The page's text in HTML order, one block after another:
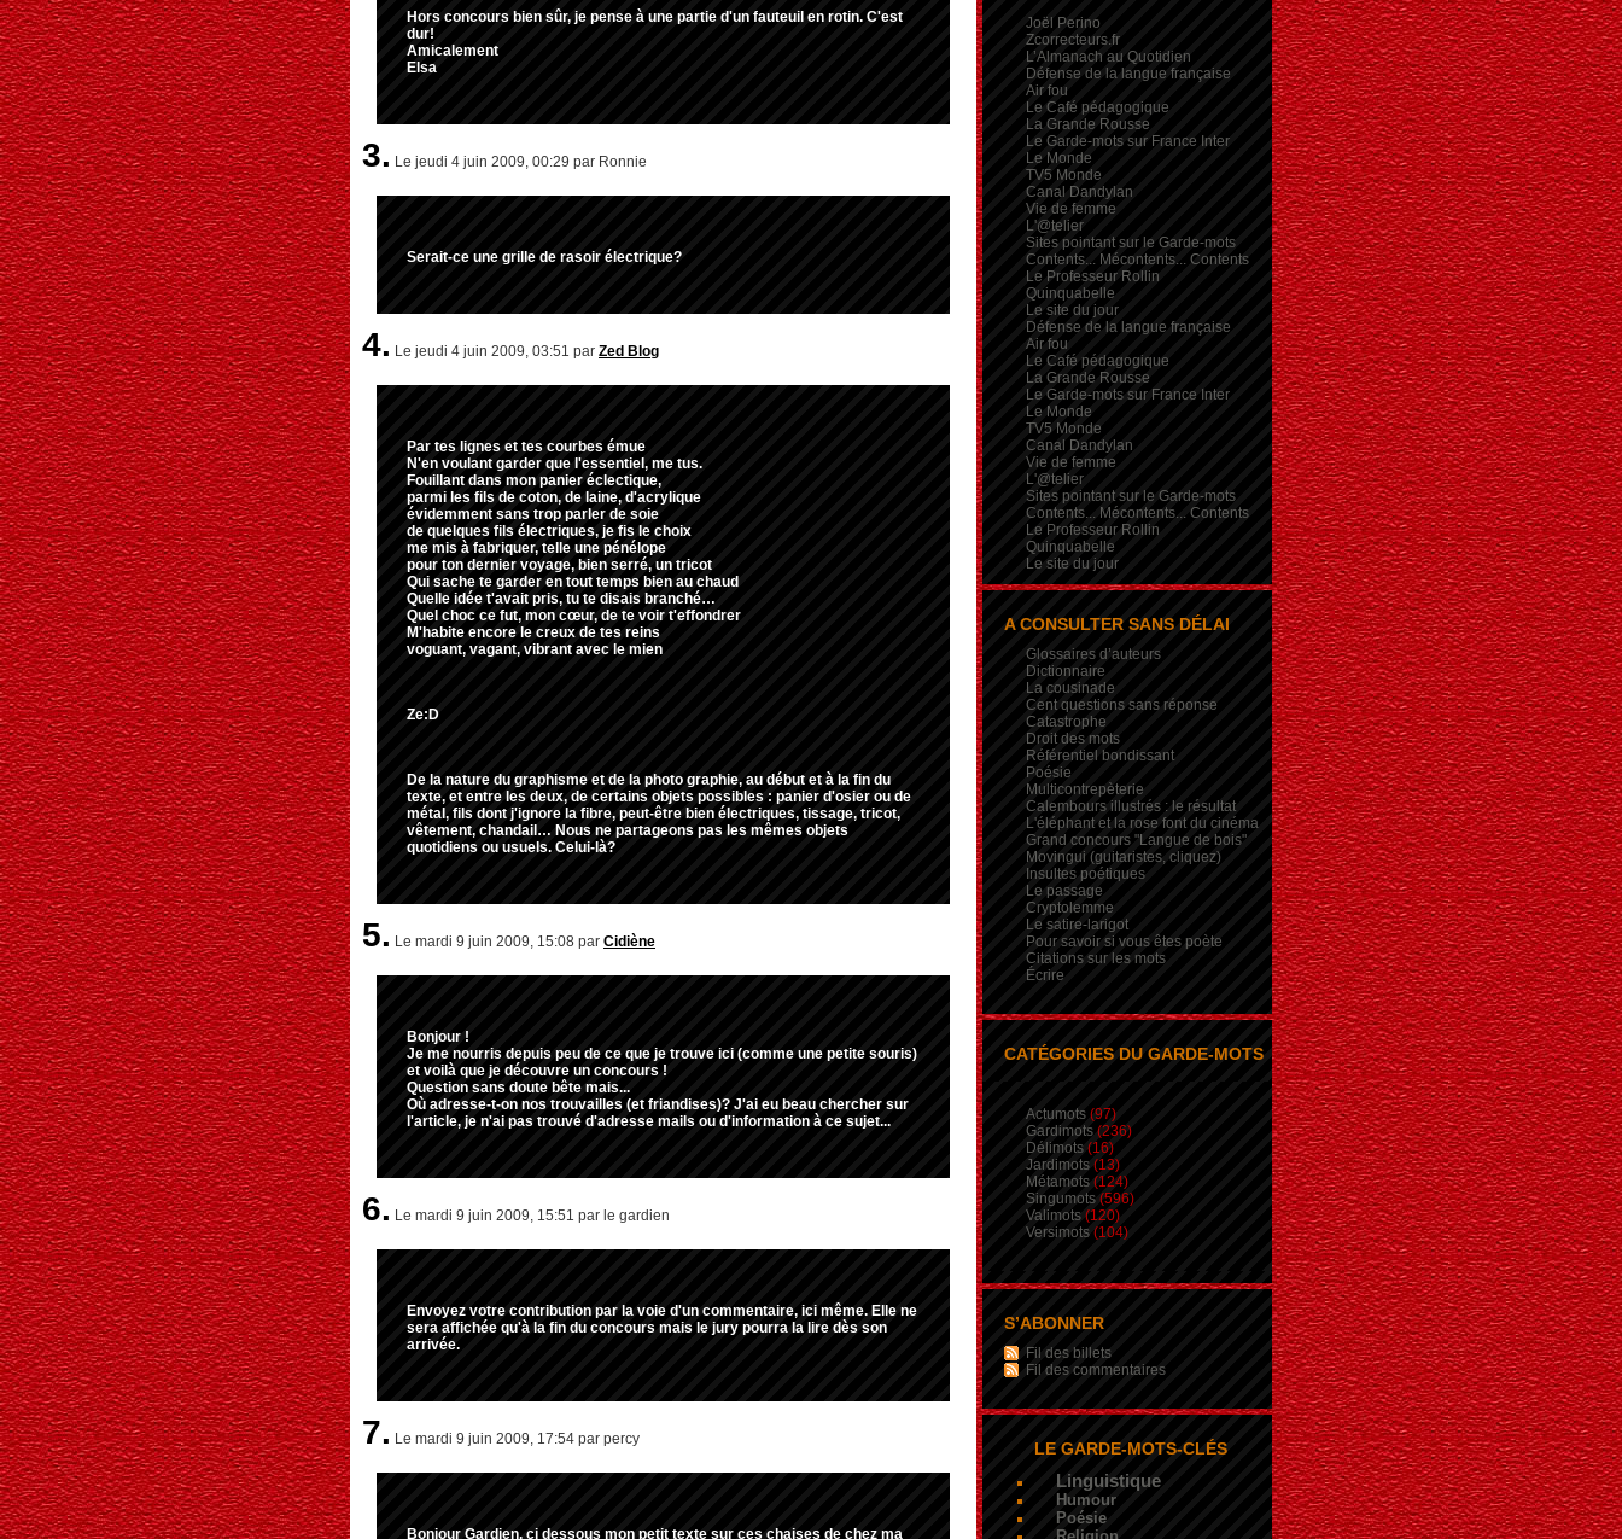
Hors concours bien sûr, je pense à une partie d'un fauteuil en rotin. C'est
dur!
Amicalement
Elsa
3. Le jeudi 4 juin 2009, 00:29 par Ronnie
Serait-ce une grille de rasoir électrique?
4. Le jeudi 4 juin 2009, 03:51 par Zed Blog
Par tes lignes et tes courbes émue
N'en voulant garder que l'essentiel, me tus.
Fouillant dans mon panier éclectique,
parmi les fils de coton, de laine, d'acrylique
évidemment sans trop parler de soie
de quelques fils électriques, je fis le choix
me mis à fabriquer, telle une pénélope
pour ton dernier voyage, bien serré, un tricot
Qui sache te garder en tout temps bien au chaud
Quelle idée t'avait pris, tu te disais branché…
Quel choc ce fut, mon cœur, de te voir t'effondrer
M'habite encore le creux de tes reins
voguant, vagant, vibrant avec le mien
Ze:D
De la nature du graphisme et de la photo graphie, au début et à la fin du
texte, et entre les deux, de certains objets possibles : panier d'osier ou de
métal, fils dont j'ignore la fibre, peut-être bien électriques, tissage, tricot,
vêtement, chandail… Nous ne partageons pas les mêmes objets
quotidiens ou usuels. Celui-là?
5. Le mardi 9 juin 2009, 15:08 par Cidiène
Bonjour !
Je me nourris depuis peu de ce que je trouve ici (comme une petite souris)
et voilà que je découvre un concours !
Question sans doute bête mais...
Où adresse-t-on nos trouvailles (et friandises)? J'ai eu beau chercher sur
l'article, je n'ai pas trouvé d'adresse mails ou d'information à ce sujet...
6. Le mardi 9 juin 2009, 15:51 par le gardien
Envoyez votre contribution par la voie d'un commentaire, ici même. Elle ne
sera affichée qu'à la fin du concours mais le jury pourra la lire dès son
arrivée.
7. Le mardi 9 juin 2009, 17:54 par percy
Bonjour Gardien. ci dessous mon petit texte sur ces chaises de chez ma
Joël Perino
Zcorrecteurs.fr
L’Almanach au Quotidien
Défense de la langue française
Air fou
Le Café pédagogique
La Grande Rousse
Le Garde-mots sur France Inter
Le Monde
TV5 Monde
Canal Dandylan
Vie de femme
L'@telier
Sites pointant sur le Garde-mots
Contents... Mécontents... Contents
Le Professeur Rollin
Quinquabelle
Le site du jour
Défense de la langue française
Air fou
Le Café pédagogique
La Grande Rousse
Le Garde-mots sur France Inter
Le Monde
TV5 Monde
Canal Dandylan
Vie de femme
L'@telier
Sites pointant sur le Garde-mots
Contents... Mécontents... Contents
Le Professeur Rollin
Quinquabelle
Le site du jour
A CONSULTER SANS DÉLAI
Glossaires d’auteurs
Dictionnaire
La cousinade
Cent questions sans réponse
Catastrophe
Droit des mots
Référentiel bondissant
Poésie
Multicontrepèterie
Calembours illustrés : le résultat
L'éléphant et la rose font du cinéma
Grand concours "Langue de bois"
Movingui (guitaristes, cliquez)
Insultes poétiques
Le passage
Cryptolemme
Le satire-larigot
Pour savoir si vous êtes poète
Citations sur les mots
Écrire
CATÉGORIES DU GARDE-MOTS
Actumots (97)
Gardimots (236)
Délimots (16)
Jardimots (13)
Métamots (124)
Singumots (596)
Valimots (120)
Versimots (104)
S’ABONNER
Fil des billets
Fil des commentaires
LE GARDE-MOTS-CLÉS
Linguistique
Humour
Poésie